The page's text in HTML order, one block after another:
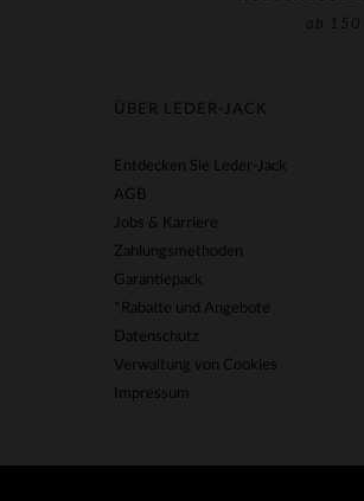
ab 150
ÜBER LEDER-JACK
Entdecken Sie Leder-Jack
AGB
Jobs & Karriere
Zahlungsmethoden
Garantiepack
*Rabatte und Angebote
Datenschutz
Verwaltung von Cookies
Impressum